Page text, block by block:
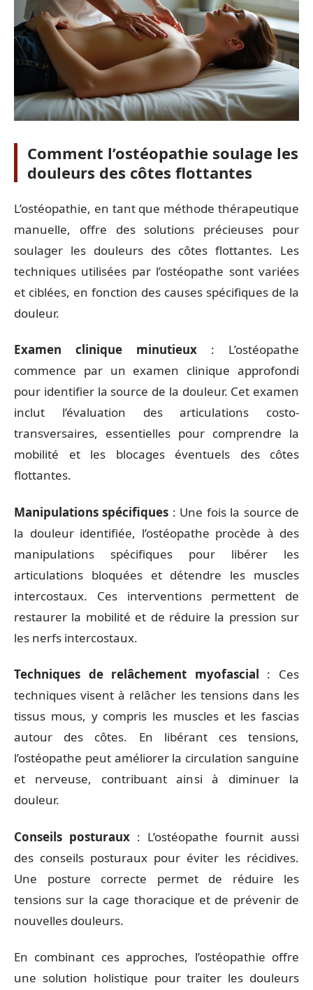
Comment l’ostéopathie soulage les
douleurs des côtes flottantes
L’ostéopathie, en tant que méthode thérapeutique
manuelle, offre des solutions précieuses pour
soulager les douleurs des côtes flottantes. Les
techniques utilisées par l’ostéopathe sont variées
et ciblées, en fonction des causes spécifiques de la
douleur.
Examen clinique minutieux : L’ostéopathe
commence par un examen clinique approfondi
pour identifier la source de la douleur. Cet examen
inclut l’évaluation des articulations costo-
transversaires, essentielles pour comprendre la
mobilité et les blocages éventuels des côtes
flottantes.
Manipulations spécifiques : Une fois la source de
la douleur identifiée, l’ostéopathe procède à des
manipulations spécifiques pour libérer les
articulations bloquées et détendre les muscles
intercostaux. Ces interventions permettent de
restaurer la mobilité et de réduire la pression sur
les nerfs intercostaux.
Techniques de relâchement myofascial : Ces
techniques visent à relâcher les tensions dans les
tissus mous, y compris les muscles et les fascias
autour des côtes. En libérant ces tensions,
l’ostéopathe peut améliorer la circulation sanguine
et nerveuse, contribuant ainsi à diminuer la
douleur.
Conseils posturaux : L’ostéopathe fournit aussi
des conseils posturaux pour éviter les récidives.
Une posture correcte permet de réduire les
tensions sur la cage thoracique et de prévenir de
nouvelles douleurs.
En combinant ces approches, l’ostéopathie offre
une solution holistique pour traiter les douleurs